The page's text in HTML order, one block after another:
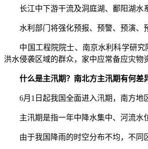
长江中下游干流及洞庭湖、鄱阳湖水系
水利部门将强化预报、预警、预演、预
中国工程院院士、南京水利科学研究院
洪水侵袭区域的群众，家中应常备应灾物
什么是主汛期？南北方主汛期有何差
6月1日起我国全面进入汛期，南方地
主汛期是指一年中降水集中、河流水位
由于我国降雨的时空分布不均，不同区